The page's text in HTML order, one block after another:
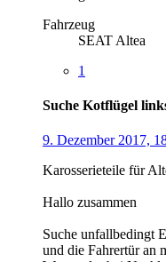
Fahrzeug
SEAT Altea
1
Suche Kotflügel
9. Dezember 2017,
Karosserieteile für
Hallo zusammen
Suche unfallbedingt
und die Fahrertür an